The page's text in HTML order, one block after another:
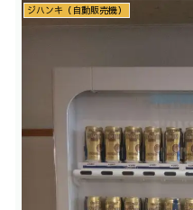
ジハンキ（自動販売機）